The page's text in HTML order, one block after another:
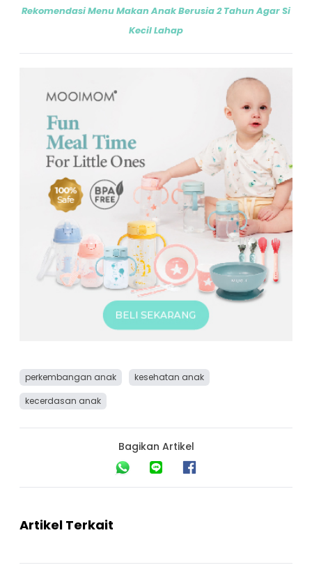
Rekomendasi Menu Makan Anak Berusia 2 Tahun Agar Si
Kecil Lahap
perkembangan anak
kesehatan anak
kecerdasan anak
Bagikan Artikel
Artikel Terkait